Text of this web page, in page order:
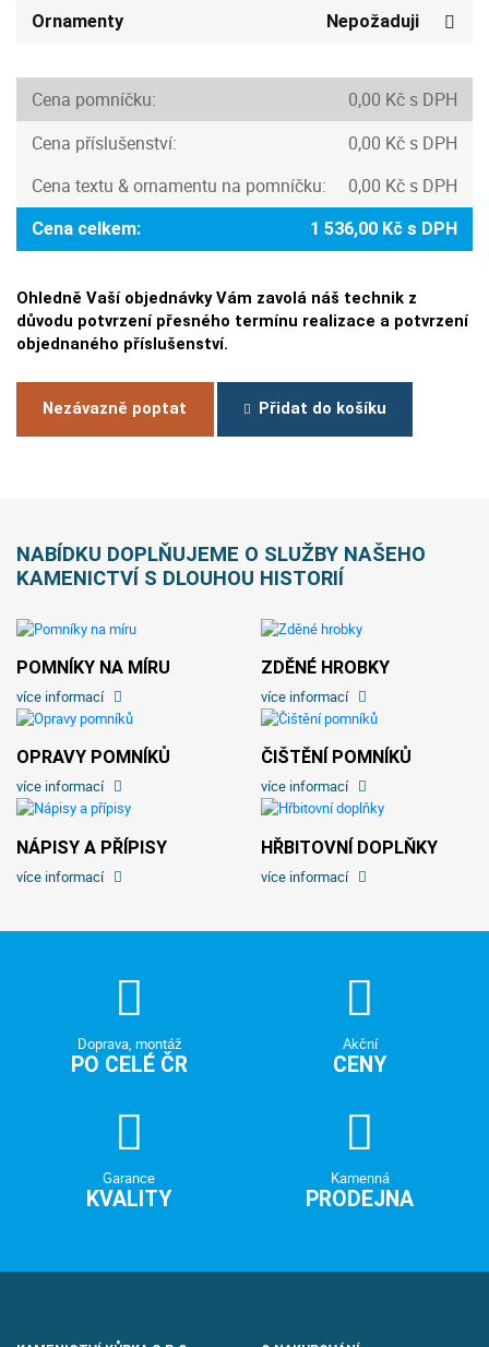
Ornamenty Nepožaduji
Cena pomníčku:
0,00 Kč s DPH
Cena příslušenství:
0,00 Kč s DPH
Cena textu & ornamentu na pomníčku:
0,00 Kč s DPH
Cena celkem: 1 536,00 Kč s DPH
Ohledně Vaší objednávky Vám zavolá náš technik z
důvodu potvrzení přesného termínu realizace a potvrzení
objednaného příslušenství.
Nezávazně poptat Přidat do košíku
NABÍDKU DOPLŇUJEME O SLUŽBY NAŠEHO
KAMENICTVÍ S DLOUHOU HISTORIÍ
POMNÍKY NA MÍRU
více informací
ZDĚNÉ HROBKY
více informací
OPRAVY POMNÍKŮ
více informací
ČIŠTĚNÍ POMNÍKŮ
více informací
NÁPISY A PŘÍPISY
více informací
HŘBITOVNÍ DOPLŇKY
více informací
Doprava, montáž
PO CELÉ ČR
Akční
CENY
Garance
KVALITY
Kamenná
PRODEJNA